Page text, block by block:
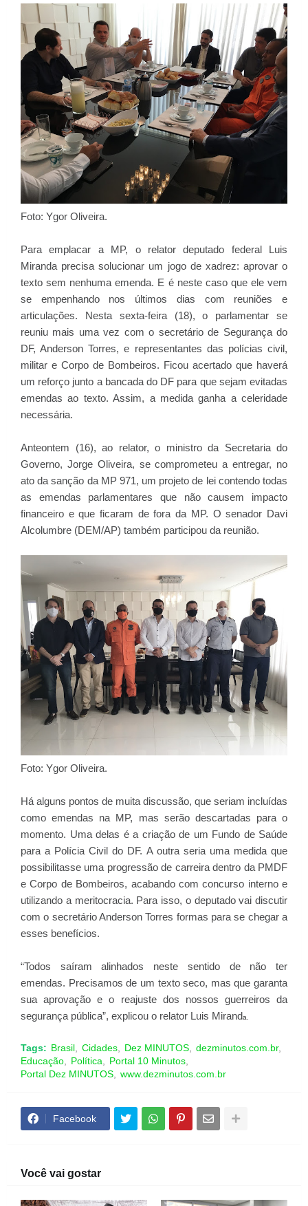
Foto: Ygor Oliveira.
Para emplacar a MP, o relator deputado federal Luis
Miranda precisa solucionar um jogo de xadrez: aprovar o
texto sem nenhuma emenda. E é neste caso que ele vem
se empenhando nos últimos dias com reuniões e
articulações. Nesta sexta-feira (18), o parlamentar se
reuniu mais uma vez com o secretário de Segurança do
DF, Anderson Torres, e representantes das polícias civil,
militar e Corpo de Bombeiros. Ficou acertado que haverá
um reforço junto a bancada do DF para que sejam evitadas
emendas ao texto. Assim, a medida ganha a celeridade
necessária.
Anteontem (16), ao relator, o ministro da Secretaria do
Governo, Jorge Oliveira, se comprometeu a entregar, no
ato da sanção da MP 971, um projeto de lei contendo todas
as emendas parlamentares que não causem impacto
financeiro e que ficaram de fora da MP. O senador Davi
Alcolumbre (DEM/AP) também participou da reunião.
Foto: Ygor Oliveira.
Há alguns pontos de muita discussão, que seriam incluídas
como emendas na MP, mas serão descartadas para o
momento. Uma delas é a criação de um Fundo de Saúde
para a Polícia Civil do DF. A outra seria uma medida que
possibilitasse uma progressão de carreira dentro da PMDF
e Corpo de Bombeiros, acabando com concurso interno e
utilizando a meritocracia. Para isso, o deputado vai discutir
com o secretário Anderson Torres formas para se chegar a
esses benefícios.
“Todos saíram alinhados neste sentido de não ter
emendas. Precisamos de um texto seco, mas que garanta
sua aprovação e o reajuste dos nossos guerreiros da
segurança pública”, explicou o relator Luis Miranda.
Tags: Brasil Cidades Dez MINUTOS
dezminutos.com.br
Educação
Política
Portal 10 Minutos
Portal Dez MINUTOS
www.dezminutos.com.br
Facebook
Você vai gostar